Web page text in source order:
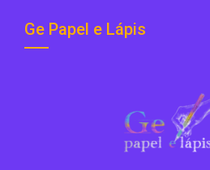
Ge Papel e Lápis